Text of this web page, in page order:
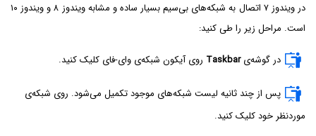
در ویندوز ۷ اتصال به شبکه‌های بی‌سیم بسیار ساده و مشابه ویندوز ۸ و ویندوز ۱۰
است. مراحل زیر را طی کنید:
در گوشه‌یTaskbar روی آیکون شبکه‌ی وای-فای کلیک کنید.
پس از چند ثانیه لیست شبکه‌های موجود تکمیل می‌شود. روی شبکه‌ی
موردنظر خود کلیک کنید.